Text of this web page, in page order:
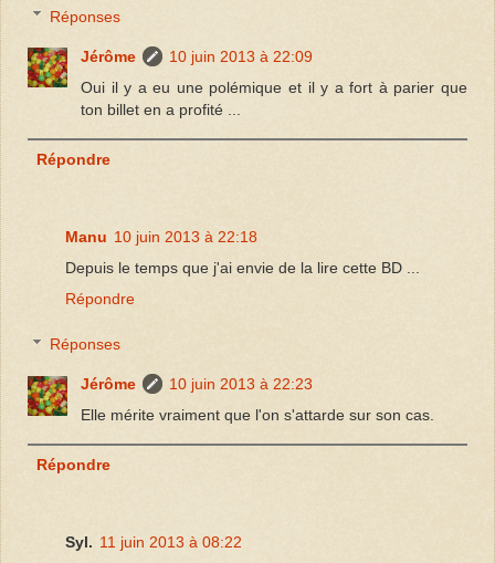
Réponses
Jérôme
10 juin 2013 à 22:09
Oui il y a eu une polémique et il y a fort à parier que
ton billet en a profité ...
Répondre
Manu 10 juin 2013 à 22:18
Depuis le temps que j'ai envie de la lire cette BD ...
Répondre
Réponses
Jérôme
10 juin 2013 à 22:23
Elle mérite vraiment que l'on s'attarde sur son cas.
Répondre
Syl. 11 juin 2013 à 08:22